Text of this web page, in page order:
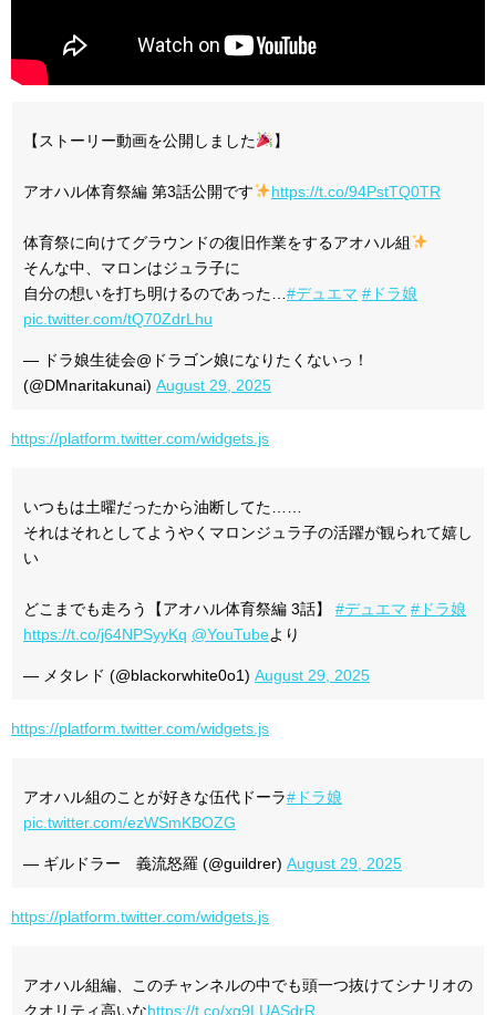
【ストーリー動画を公開しました 】
アオハル体育祭編 第3話公開です https://t.co/94PstTQ0TR
体育祭に向けてグラウンドの復旧作業をするアオハル組
そんな中、マロンはジュラ子に
自分の想いを打ち明けるのであった… #デュエマ #ドラ娘
pic.twitter.com/tQ70ZdrLhu
— ドラ娘生徒会@ドラゴン娘になりたくないっ！
(@DMnaritakunai) August 29, 2025
https://platform.twitter.com/widgets.js
いつもは土曜だったから油断してた……
それはそれとしてようやくマロンジュラ子の活躍が観られて嬉し
い
どこまでも走ろう【アオハル体育祭編 3話】 #デュエマ #ドラ娘
https://t.co/j64NPSyyKq @YouTubeより
— メタレド (@blackorwhite0o1) August 29, 2025
https://platform.twitter.com/widgets.js
アオハル組のことが好きな伍代ドーラ#ドラ娘
pic.twitter.com/ezWSmKBOZG
— ギルドラー 義流怒羅 (@guildrer) August 29, 2025
https://platform.twitter.com/widgets.js
アオハル組編、このチャンネルの中でも頭一つ抜けてシナリオの
クオリティ高いなhttps://t.co/xg9LUASdrR